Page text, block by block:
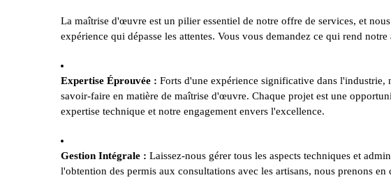
La maîtrise d'œuvre est un pilier essentiel de notre offre de services, et
expérience qui dépasse les attentes. Vous vous demandez ce qui rend
Expertise Éprouvée : Forts d'une expérience significative dans l'industrie,
savoir-faire en matière de maîtrise d'œuvre. Chaque projet est une
expertise technique et notre engagement envers l'excellence.
Gestion Intégrale : Laissez-nous gérer tous les aspects techniques et
l'obtention des permis aux consultations avec les artisans, nous prenons en